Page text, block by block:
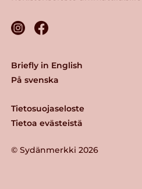
© Sydänmerkki 2026
Tietosuojaseloste
Tietoa evästeistä
Briefly in English
På svenska